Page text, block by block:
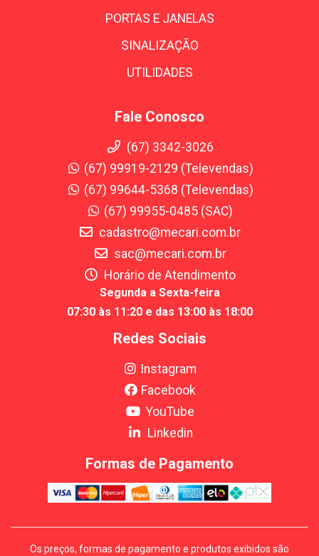
PORTAS E JANELAS
SINALIZAÇÃO
UTILIDADES
Fale Conosco
(67) 3342-3026
(67) 99919-2129 (Televendas)
(67) 99644-5368 (Televendas)
(67) 99955-0485 (SAC)
cadastro@mecari.com.br
sac@mecari.com.br
Horário de Atendimento
Segunda a Sexta-feira
07:30 às 11:20 e das 13:00 às 18:00
Redes Sociais
Instagram
Facebook
YouTube
Linkedin
Formas de Pagamento
Os preços, formas de pagamento e produtos exibidos são